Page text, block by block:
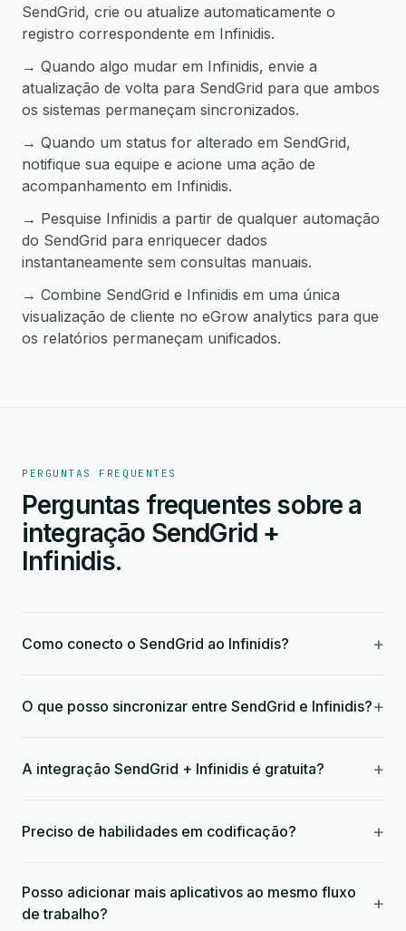
SendGrid, crie ou atualize automaticamente o
registro correspondente em Infinidis.
→ Quando algo mudar em Infinidis, envie a
atualização de volta para SendGrid para que ambos
os sistemas permaneçam sincronizados.
→ Quando um status for alterado em SendGrid,
notifique sua equipe e acione uma ação de
acompanhamento em Infinidis.
→ Pesquise Infinidis a partir de qualquer automação
do SendGrid para enriquecer dados
instantaneamente sem consultas manuais.
→ Combine SendGrid e Infinidis em uma única
visualização de cliente no eGrow analytics para que
os relatórios permaneçam unificados.
PERGUNTAS FREQUENTES
Perguntas frequentes sobre a
integração SendGrid +
Infinidis.
Como conecto o SendGrid ao Infinidis? +
O que posso sincronizar entre SendGrid e Infinidis?+
A integração SendGrid + Infinidis é gratuita? +
Preciso de habilidades em codificação? +
Posso adicionar mais aplicativos ao mesmo fluxo
de trabalho?
+